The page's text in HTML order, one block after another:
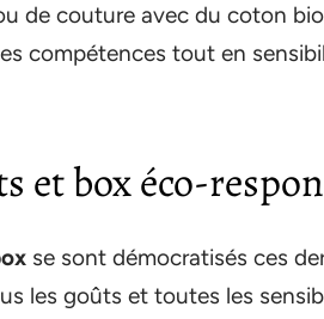
de couture avec du coton
compétences tout en
et box éco-
se sont démocratisés ces
les goûts et toutes les